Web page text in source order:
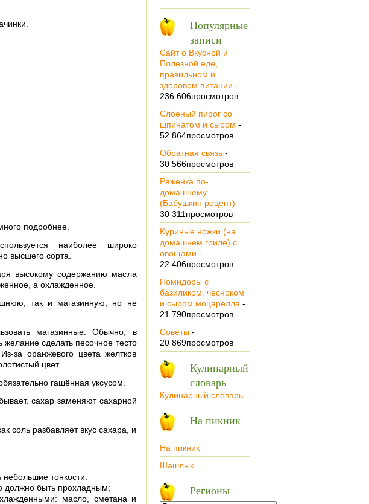
подробнее.
наиболее широко
высшего сорта.
высокому содержанию масла
а охлажденное.
так и магазинную, но не
магазинные. Обычно, в
желание сделать песочное тесто
за оранжевого цвета желтков
цвет.
гашённая уксусом.
сахар заменяют сахарной
соль разбавляет вкус сахара, и
тонкости:
должно быть прохладным;
масло, сметана и
Популярные
записи
Сайт о Вкусной и
Полезной еде,
правильном и
здоровом питании -
236 606просмотров
Cлoeный пирог co
шпинатом и сыром -
52 864просмотров
Обратная связь-
30 566просмотров
Ряженка по-
домашнему.
(Бабушкин рецепт) -
30 311просмотров
Kуриные ножки (на
домашнем гриле) с
овощами -
22 406просмотров
Помидоры с
базиликом, чесноком
и сыром моцарелла -
21 790просмотров
Советы-
20 869просмотров
Кулинарный
словарь
Кулинарный словарь
На пикник
На пикник
Шашлык
Регионы